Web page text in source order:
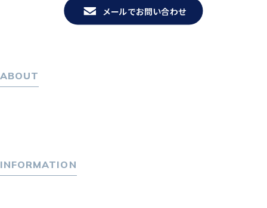
メールでお問い合わせ
ABOUT
INFORMATION